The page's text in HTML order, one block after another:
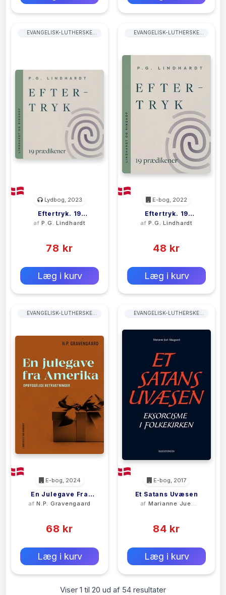
EVANGELISK-LUTHERSKE
Lydbog, 2023
Eftertryk. 19
Prædikener
afP.G. Lindhardt
78 kr
Læg i kurv
EVANGELISK-LUTHERSKE
E-bog, 2022
Eftertryk. 19
Prædikener
afP.G. Lindhardt
48 kr
Læg i kurv
EVANGELISK-LUTHERSKE
E-bog, 2024
En Julegave Fra
Amerika.
Betragtninger
afN.P. Gravengaard
68 kr
Læg i kurv
EVANGELISK-LUTHERSKE
E-bog, 2017
Et Satans Uvæsen
af Marianne Juel
84 kr
Læg i kurv
Viser 1 til 20 ud af 54 resultater